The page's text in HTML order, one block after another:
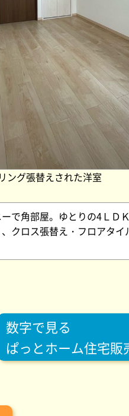
ング張替えされた洋室
で角部屋。ゆとりの4ＬＤ
クロス張替え・フロアタイ
数字で見る
ぱっとホーム住宅販